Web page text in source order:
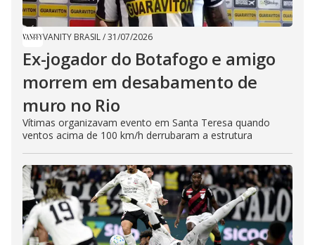
VANITY BRASIL/31/07/2026
Ex-jogador do Botafogo e amigo
morrem em desabamento de
muro no Rio
Vítimas organizavam evento em Santa Teresa quando
ventos acima de 100 km/h derrubaram a estrutura